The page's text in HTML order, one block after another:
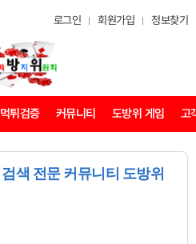
로그인 회원가입 정보찾기
먹튀검증 커뮤니티 도방위 게임 고
색 전문 커뮤니티 도방위